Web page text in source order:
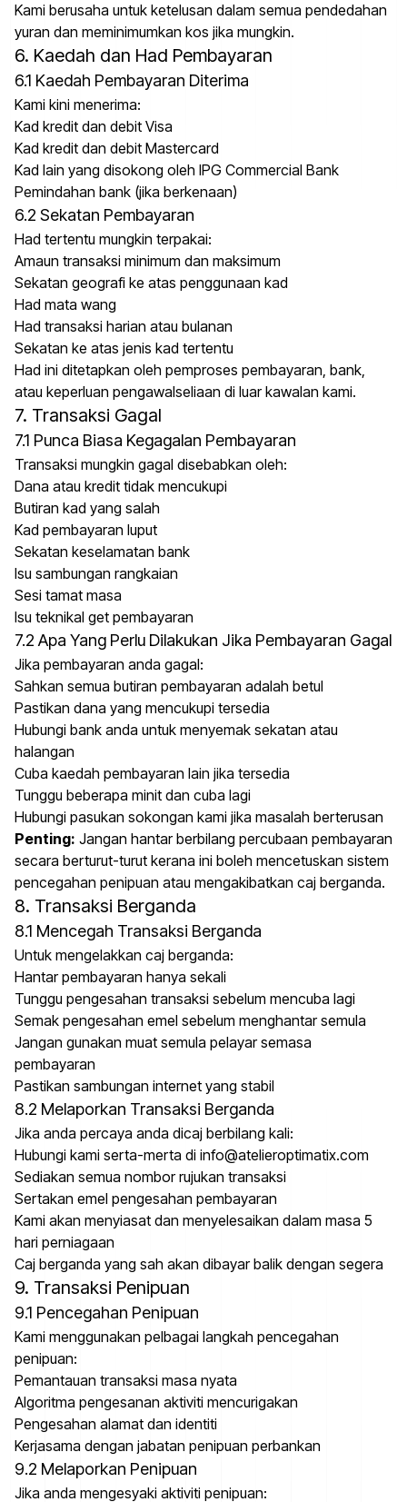
Kami berusaha untuk ketelusan dalam semua pendedahan
yuran dan meminimumkan kos jika mungkin.
6. Kaedah dan Had Pembayaran
6.1 Kaedah Pembayaran Diterima
Kami kini menerima:
Kad kredit dan debit Visa
Kad kredit dan debit Mastercard
Kad lain yang disokong oleh IPG Commercial Bank
Pemindahan bank (jika berkenaan)
6.2 Sekatan Pembayaran
Had tertentu mungkin terpakai:
Amaun transaksi minimum dan maksimum
Sekatan geografi ke atas penggunaan kad
Had mata wang
Had transaksi harian atau bulanan
Sekatan ke atas jenis kad tertentu
Had ini ditetapkan oleh pemproses pembayaran, bank,
atau keperluan pengawalseliaan di luar kawalan kami.
7. Transaksi Gagal
7.1 Punca Biasa Kegagalan Pembayaran
Transaksi mungkin gagal disebabkan oleh:
Dana atau kredit tidak mencukupi
Butiran kad yang salah
Kad pembayaran luput
Sekatan keselamatan bank
Isu sambungan rangkaian
Sesi tamat masa
Isu teknikal get pembayaran
7.2 Apa Yang Perlu Dilakukan Jika Pembayaran Gagal
Jika pembayaran anda gagal:
Sahkan semua butiran pembayaran adalah betul
Pastikan dana yang mencukupi tersedia
Hubungi bank anda untuk menyemak sekatan atau
halangan
Cuba kaedah pembayaran lain jika tersedia
Tunggu beberapa minit dan cuba lagi
Hubungi pasukan sokongan kami jika masalah berterusan
Penting: Jangan hantar berbilang percubaan pembayaran
secara berturut-turut kerana ini boleh mencetuskan sistem
pencegahan penipuan atau mengakibatkan caj berganda.
8. Transaksi Berganda
8.1 Mencegah Transaksi Berganda
Untuk mengelakkan caj berganda:
Hantar pembayaran hanya sekali
Tunggu pengesahan transaksi sebelum mencuba lagi
Semak pengesahan emel sebelum menghantar semula
Jangan gunakan muat semula pelayar semasa
pembayaran
Pastikan sambungan internet yang stabil
8.2 Melaporkan Transaksi Berganda
Jika anda percaya anda dicaj berbilang kali:
Hubungi kami serta-merta di info@atelieroptimatix.com
Sediakan semua nombor rujukan transaksi
Sertakan emel pengesahan pembayaran
Kami akan menyiasat dan menyelesaikan dalam masa 5
hari perniagaan
Caj berganda yang sah akan dibayar balik dengan segera
9. Transaksi Penipuan
9.1 Pencegahan Penipuan
Kami menggunakan pelbagai langkah pencegahan
penipuan:
Pemantauan transaksi masa nyata
Algoritma pengesanan aktiviti mencurigakan
Pengesahan alamat dan identiti
Kerjasama dengan jabatan penipuan perbankan
9.2 Melaporkan Penipuan
Jika anda mengesyaki aktiviti penipuan: